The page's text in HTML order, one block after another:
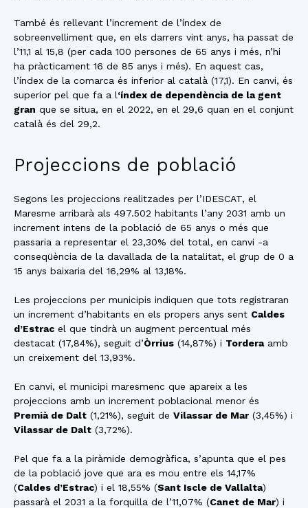
També és rellevant l’increment de l’índex de
sobreenvelliment que, en els darrers vint anys, ha passat de
l’11,1 al 15,8 (per cada 100 persones de 65 anys i més, n’hi
ha pràcticament 16 de 85 anys i més). En aquest cas,
l’índex de la comarca és inferior al català (17,1). En canvi, és
superior pel que fa a l‘índex de dependència de la gent
gran que se situa, en el 2022, en el 29,6 quan en el conjunt
català és del 29,2.
Projeccions de població
Segons les projeccions realitzades per l’IDESCAT, el
Maresme arribarà als 497.502 habitants l’any 2031 amb un
increment intens de la població de 65 anys o més que
passaria a representar el 23,30% del total, en canvi -a
conseqüència de la davallada de la natalitat, el grup de 0 a
15 anys baixaria del 16,29% al 13,18%.
Les projeccions per municipis indiquen que tots registraran
un increment d’habitants en els propers anys sent Caldes
d’Estrac el que tindrà un augment percentual més
destacat (17,84%), seguit d’Òrrius (14,87%) i Torderaamb
un creixement del 13,93%.
En canvi, el municipi maresmenc que apareix a les
projeccions amb un increment poblacional menor és
Premià de Dalt (1,21%), seguit de Vilassar de Mar (3,45%) i
Vilassar de Dalt (3,72%).
Pel que fa a la piràmide demogràfica, s’apunta que el pes
de la població jove que ara es mou entre els 14,17%
(Caldes d’Estrac) i el 18,55% (Sant Iscle de Vallalta)
passarà el 2031 a la forquilla de l’11,07% (Canet de Mar) i